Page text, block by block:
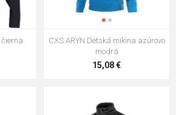
fleecová mikina čierna
HARRISON Pánska mikina
čierna
CXS ARYN Detská mikina azúrovo
modrá
15,08 €